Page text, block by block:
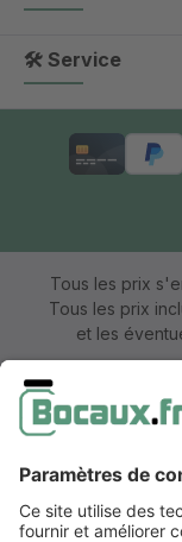
🛠 Service
Tous les prix
Tous les prix
et les
CGV